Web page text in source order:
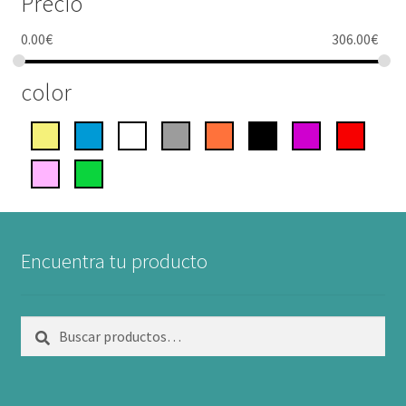
0.00€ 306.00€
color
Encuentra tu producto
por: